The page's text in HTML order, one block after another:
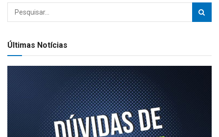
Últimas Notícias